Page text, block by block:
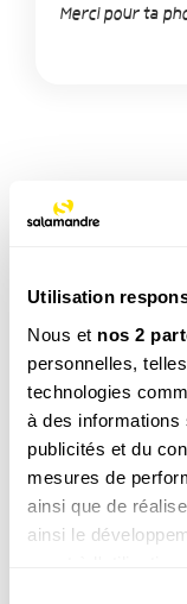
Utilisation
Nous et nos 2
personnelles,
technologies
à des informations
publicités et du
mesures de
ainsi que de
ainsi le
Merci pour ta
TAGS
Plongez au